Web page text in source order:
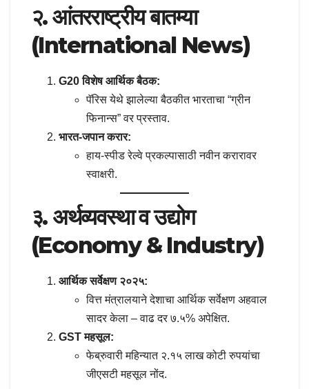
२. आंतरराष्ट्रीय बातम्या
(International News)
G20 विशेष आर्थिक बैठक:
पॅरिस येथे झालेल्या बैठकीत भारताचा “ग्रीन
फिनान्स” वर प्रस्ताव.
भारत-जपान करार:
हाय-स्पीड रेल्वे प्रकल्पासाठी नवीन करारावर
स्वाक्षरी.
३. अर्थव्यवस्था व उद्योग
(Economy & Industry)
आर्थिक सर्वेक्षण २०२५:
वित्त मंत्रालयाने देशाचा आर्थिक सर्वेक्षण अहवाल
सादर केला – वाढ दर ७.५% अपेक्षित.
GST महसूल:
फेब्रुवारी महिन्यात २.१५ लाख कोटी रुपयांचा
जीएसटी महसूल नोंद.